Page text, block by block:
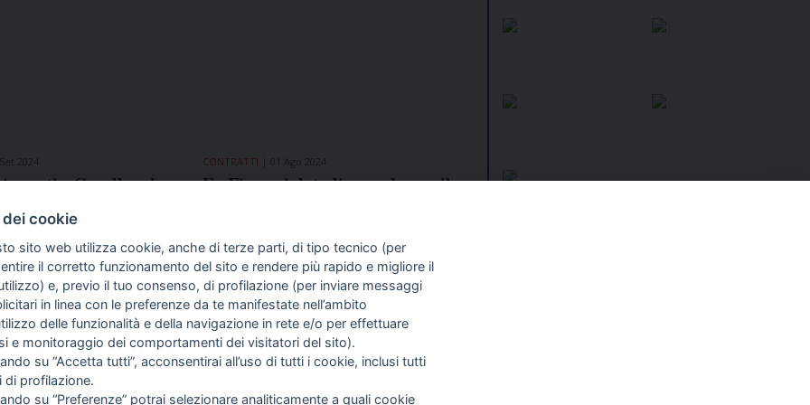
- Corallo, ok
per gli infortuni
CONTRATTI
Ex Fissa, siglato l'accordo per il
COME TI SENTI?
INTELLIGENZA
dei cookie
sito web utilizza cookie, anche di terze parti, di tipo tecnico (per
il corretto funzionamento del sito e rendere più rapido e migliore il
e, previo il tuo consenso, di profilazione (per inviare messaggi
in linea con le preferenze da te manifestate nell’ambito
delle funzionalità e della navigazione in rete e/o per effettuare
e monitoraggio dei comportamenti dei visitatori del sito).
su “Accetta tutti”, acconsentirai all’uso di tutti i cookie, inclusi tutti
di profilazione.
su “Preferenze” potrai selezionare analiticamente a quali cookie